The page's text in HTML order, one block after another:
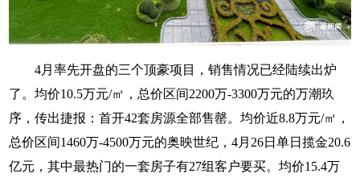
4月率先开盘的三个顶豪项目，销售情况已经陆续出炉
了。均价10.5万元/㎡，总价区间2200万-3300万元的万潮玖
序，传出捷报：首开42套房源全部售罄。均价近8.8万元/㎡，
总价区间1460万-4500万元的奥映世纪，4月26日单日揽金20.6
亿元，其中最热门的一套房子有27组客户要买。均价15.4万